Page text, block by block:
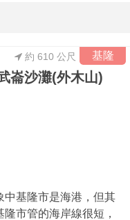
基隆
約 610 公尺
崙沙灘(外木山)
中基隆市是海港，但其
隆市管的海岸線很短，